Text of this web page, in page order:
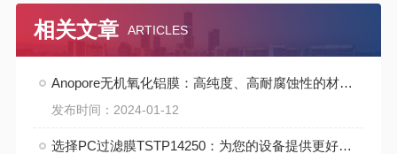
相关文章 ARTICLES
Anopore无机氧化铝膜：高纯度、高耐腐蚀性的材料选择
发布时间：2024-01-12
选择PC过滤膜TSTP14250：为您的设备提供更好的过滤保障